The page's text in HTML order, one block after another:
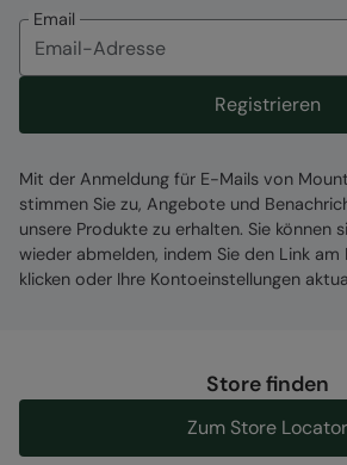
Email
Registrieren
Mit der Anmeldung für E-Mails von
stimmen Sie zu, Angebote und
unsere Produkte zu erhalten. Sie können
wieder abmelden, indem Sie den Link am
klicken oder Ihre Kontoeinstellungen
Store finden
Zum Store Locator